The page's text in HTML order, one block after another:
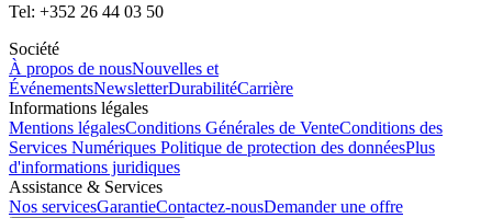
Tel: +352 26 44 03 50
Société
À propos de nousNouvelles et
ÉvénementsNewsletterDurabilitéCarrière
Informations légales
Mentions légalesConditions Générales de VenteConditions des
Services Numériques Politique de protection des donnéesPlus
d'informations juridiques
Assistance & Services
Nos servicesGarantieContactez-nousDemander une offre